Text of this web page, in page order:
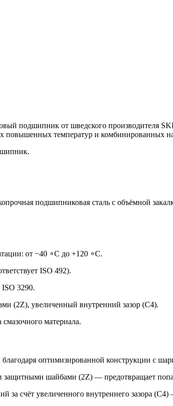
подшипник от шведского производителя
повышенных температур и
подшипниковая сталь с объёмной
от −40 ∘C до +120 ∘C.
ISO 492).
ISO 3290.
(2Z), увеличенный внутренний зазор (C4).
материала.
оптимизированной конструкции с
защитными шайбами (2Z) — предотвращает
за счёт увеличенного внутреннего зазора